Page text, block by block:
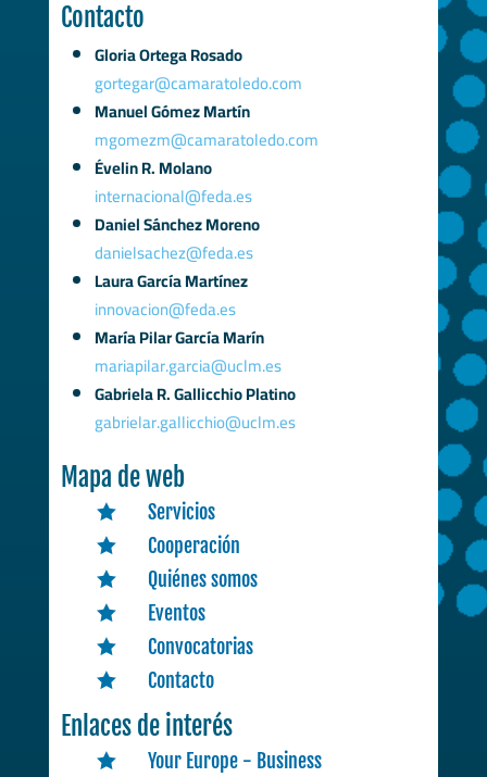
Contacto
Gloria Ortega Rosado
gortegar@camaratoledo.com
Manuel Gómez Martín
mgomezm@camaratoledo.com
Évelin R. Molano
internacional@feda.es
Daniel Sánchez Moreno
danielsachez@feda.es
Laura García Martínez
innovacion@feda.es
María Pilar García Marín
mariapilar.garcia@uclm.es
Gabriela R. Gallicchio Platino
gabrielar.gallicchio@uclm.es
Mapa de web
 Servicios
 Cooperación
 Quiénes somos
 Eventos
 Convocatorias
 Contacto
Enlaces de interés
 Your Europe - Business